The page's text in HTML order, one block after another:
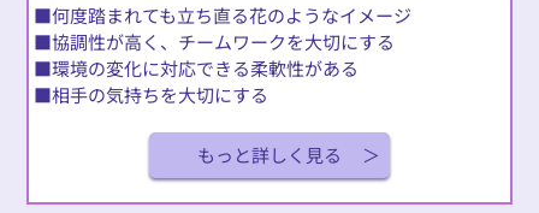
■何度踏まれても立ち直る花のようなイメージ
■協調性が高く、チームワークを大切にする
■環境の変化に対応できる柔軟性がある
■相手の気持ちを大切にする
もっと詳しく見る